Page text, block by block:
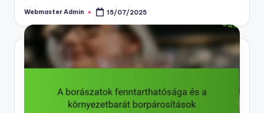
Posted
Webmaster Admin 15/07/2025